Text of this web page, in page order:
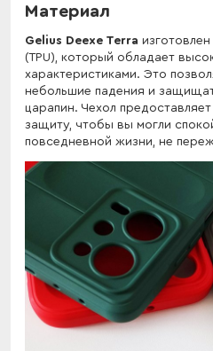
Материал
Gelius Deexe Terra
(TPU), который обладает
характеристиками. Это
небольшие падения и
царапин. Чехол
защиту, чтобы вы могли
повседневной жизни, не